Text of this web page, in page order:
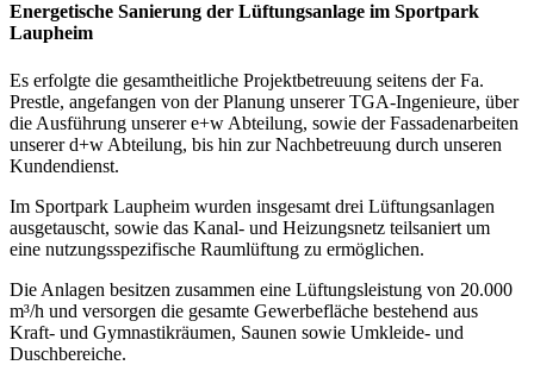
Energetische Sanierung der Lüftungsanlage im Sportpark
Laupheim
Es erfolgte die gesamtheitliche Projektbetreuung seitens der Fa.
Prestle, angefangen von der Planung unserer TGA-Ingenieure, über
die Ausführung unserer e+w Abteilung, sowie der Fassadenarbeiten
unserer d+w Abteilung, bis hin zur Nachbetreuung durch unseren
Kundendienst.
Im Sportpark Laupheim wurden insgesamt drei Lüftungsanlagen
ausgetauscht, sowie das Kanal- und Heizungsnetz teilsaniert um
eine nutzungsspezifische Raumlüftung zu ermöglichen.
Die Anlagen besitzen zusammen eine Lüftungsleistung von 20.000
m³/h und versorgen die gesamte Gewerbefläche bestehend aus
Kraft- und Gymnastikräumen, Saunen sowie Umkleide- und
Duschbereiche.